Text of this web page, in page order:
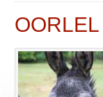
OORLEL